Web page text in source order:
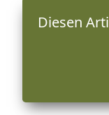
Diesen